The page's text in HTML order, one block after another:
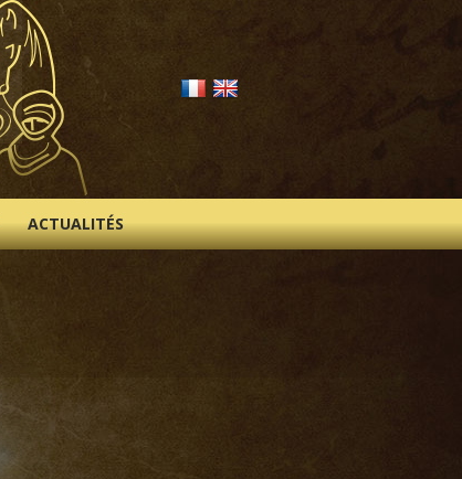
ACTUALITÉS